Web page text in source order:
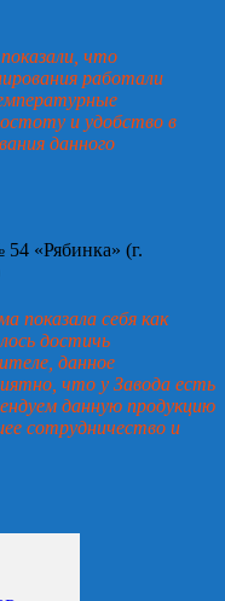
что
работали
и удобство в
данного
«Рябинка» (г.
показала себя как
достичь
данное
что у Завода есть
данную продукцию
сотрудничество и